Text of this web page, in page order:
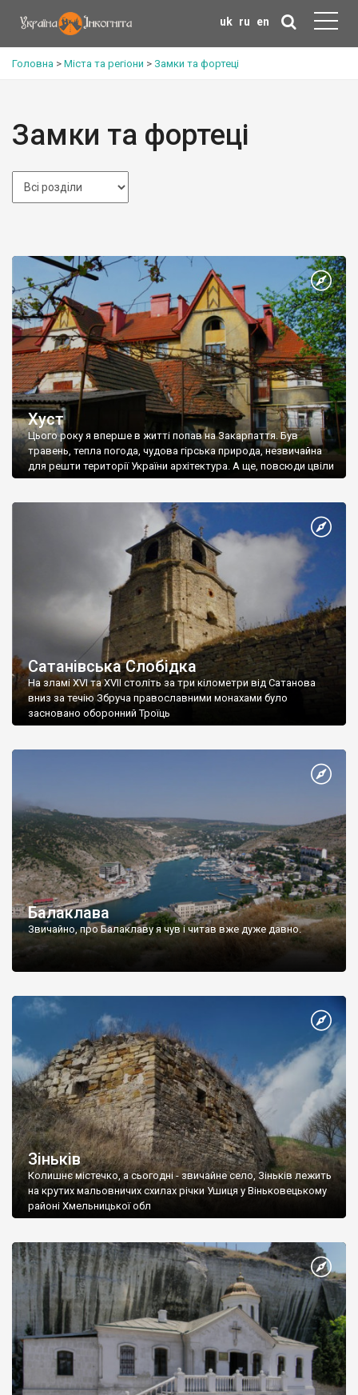
uk ru en
Головна > Міста та регіони > Замки та фортеці
Замки та фортеці
Хуст
Цього року я вперше в житті попав на Закарпаття. Був
травень, тепла погода, чудова гірська природа, незвичайна
для решти території України архітектура. А ще, повсюди цвіли
сакури.
Сатанівська Слобідка
На зламі XVI та XVII століть за три кілометри від Сатанова
вниз за течію Збруча православними монахами було
засновано оборонний Троїць
Балаклава
Звичайно, про Балаклаву я чув і читав вже дуже давно.
Зіньків
Колишнє містечко, а сьогодні - звичайне село, Зіньків лежить
на крутих мальовничих схилах річки Ушиця у Віньковецькому
районі Хмельницької обл